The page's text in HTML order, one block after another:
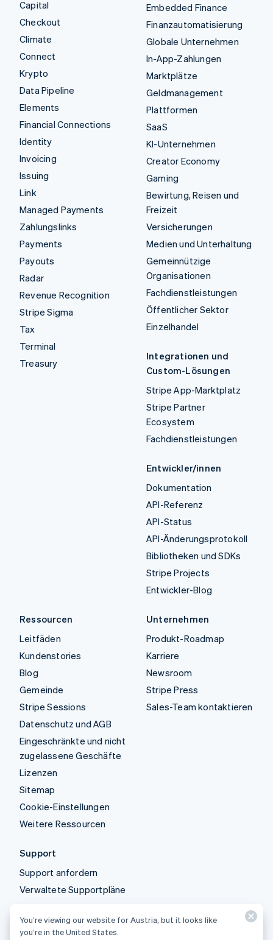
Capital
Checkout
Climate
Connect
Krypto
Data Pipeline
Elements
Financial Connections
Identity
Invoicing
Issuing
Link
Managed Payments
Zahlungslinks
Payments
Payouts
Radar
Revenue Recognition
Stripe Sigma
Tax
Terminal
Treasury
Embedded Finance
Finanzautomatisierung
Globale Unternehmen
In-App-Zahlungen
Marktplätze
Geldmanagement
Plattformen
SaaS
KI-Unternehmen
Creator Economy
Gaming
Bewirtung, Reisen und
Freizeit
Versicherungen
Medien und Unterhaltung
Gemeinnützige
Organisationen
Fachdienstleistungen
Öffentlicher Sektor
Einzelhandel
Integrationen und
Custom-Lösungen
Stripe App-Marktplatz
Stripe Partner
Ecosystem
Fachdienstleistungen
Entwickler/innen
Dokumentation
API-Referenz
API-Status
API-Änderungsprotokoll
Bibliotheken und SDKs
Stripe Projects
Entwickler-Blog
Ressourcen
Leitfäden
Kundenstories
Blog
Gemeinde
Stripe Sessions
Datenschutz und AGB
Eingeschränkte und nicht
zugelassene Geschäfte
Lizenzen
Sitemap
Cookie-Einstellungen
Weitere Ressourcen
Unternehmen
Produkt-Roadmap
Karriere
Newsroom
Stripe Press
Sales-Team kontaktieren
Support
Support anfordern
Verwaltete Supportpläne
© 2026 Stripe, LLC
You’re viewing our website for Austria, but it looks like
you’re in the United States.